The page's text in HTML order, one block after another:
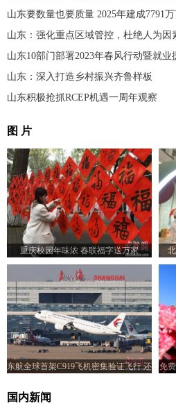
山东要数量也要质量 2025年建成7791
山东：强化重点区域管控，杜绝人为因
山东10部门部署2023年春风行动暨就业
山东：深入打造乡村振兴齐鲁样板
山东积极抢抓RCEP机遇一周年观察
图 片
重庆校园年味浓 春联福字送万家
东航全球首架C919飞机密集验证飞行 还
免
国内新闻